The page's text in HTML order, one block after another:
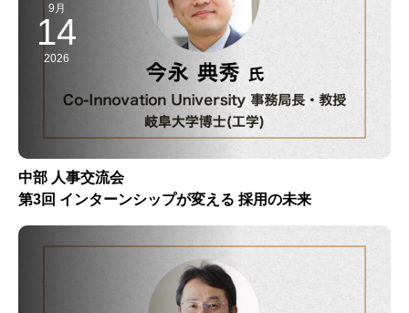
9月
14
2026
中部 人事交流会
第3回 インターンシップが変える 採用の未来